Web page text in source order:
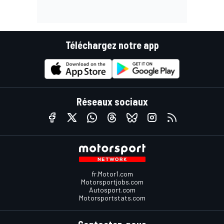
Téléchargez notre app
Réseaux sociaux
fr.Motor1.com
Motorsportjobs.com
Autosport.com
Motorsportstats.com